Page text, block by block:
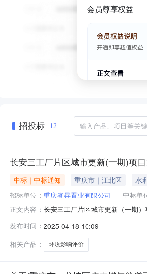
会员尊享权益
招投标 12
长安三工厂片区城市更新(一期)项
中标｜中标通知 重庆市｜江北区 水
招标单位： 重庆睿昇置业有限公司 中标单
正文内容： 长安三工厂片区城市更新（一期
04-1809:00:00选取方式:择优+直
发布时间： 2025-04-18 10:09
相关产品：
环境影响评价